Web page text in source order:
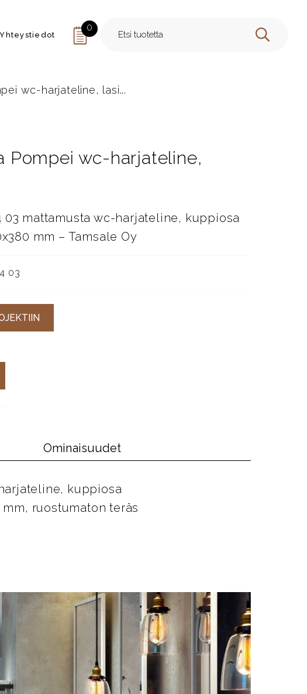
Yhteystiedot
0
HAE
wc-harjateline, lasi...
Pompei wc-harjateline,
03 mattamusta wc-harjateline, kuppiosa
mm – Tamsale Oy
03
Ominaisuudet
kuppiosa
ruostumaton teräs